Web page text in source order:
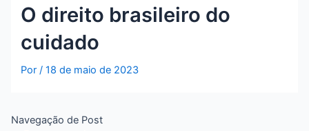
O direito brasileiro do
cuidado
Por/18 de maio de 2023
Navegação de Post